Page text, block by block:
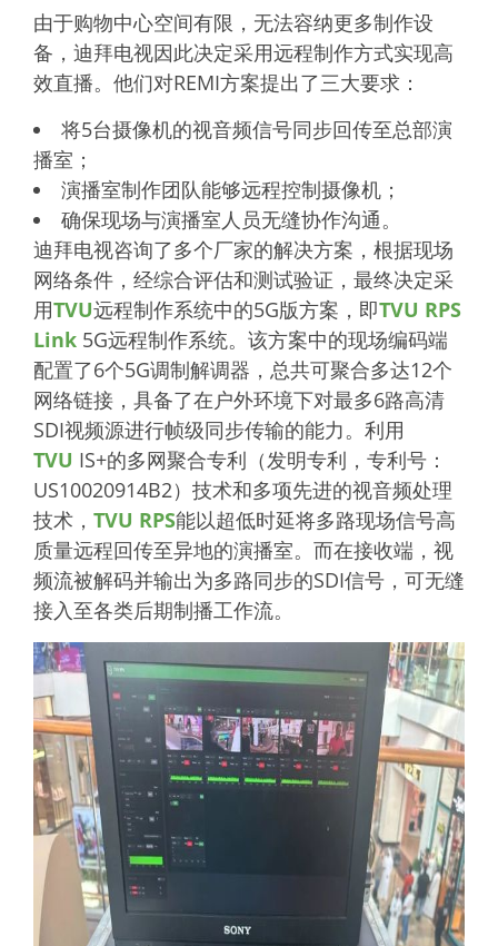
由于购物中心空间有限，无法容纳更多制作设
备，迪拜电视因此决定采用远程制作方式实现高
效直播。他们对REMI方案提出了三大要求：
将5台摄像机的视音频信号同步回传至总部演
播室；
演播室制作团队能够远程控制摄像机；
确保现场与演播室人员无缝协作沟通。
迪拜电视咨询了多个厂家的解决方案，根据现场
网络条件，经综合评估和测试验证，最终决定采
用TVU远程制作系统中的5G版方案，即TVU RPS
Link 5G远程制作系统。该方案中的现场编码端
配置了6个5G调制解调器，总共可聚合多达12个
网络链接，具备了在户外环境下对最多6路高清
SDI视频源进行帧级同步传输的能力。利用
TVU IS+的多网聚合专利（发明专利，专利号：
US10020914B2）技术和多项先进的视音频处理
技术， TVU RPS能以超低时延将多路现场信号高
质量远程回传至异地的演播室。而在接收端，视
频流被解码并输出为多路同步的SDI信号，可无缝
接入至各类后期制播工作流。